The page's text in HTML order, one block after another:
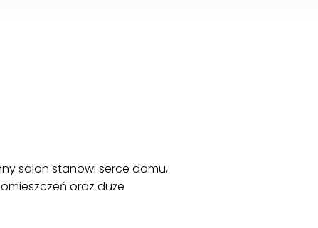
salon stanowi serce domu,
oraz duże